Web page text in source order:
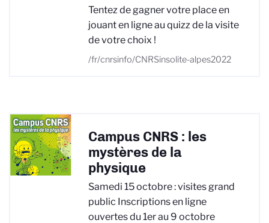
Tentez de gagner votre place en
jouant en ligne au quizz de la visite
de votre choix !
/fr/cnrsinfo/CNRSinsolite-alpes2022
Campus CNRS : les
mystères de la
physique
Samedi 15 octobre : visites grand
public Inscriptions en ligne
ouvertes du 1er au 9 octobre